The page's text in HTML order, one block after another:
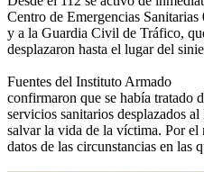
Centro de Emergencias Sanitarias
y a la Guardia Civil de Tráfico,
desplazaron hasta el lugar del
Fuentes del Instituto Armado
confirmaron que se había tratado
servicios sanitarios desplazados
salvar la vida de la víctima. Por el
datos de las circunstancias en las